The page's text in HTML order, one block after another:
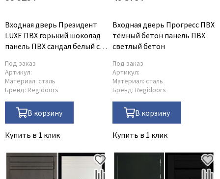
Входная дверь Президент
LUXE ПВХ горький шоколад
панель ПВХ сандал белый с
Под заказ
Артикул:
Материал: сталь
Бренд: Regidoors
В корзину
Купить в 1 клик
Входная дверь Прогресс ПВХ
тёмный бетон панель ПВХ
светлый бетон
Под заказ
Артикул:
Материал: сталь
Бренд: Regidoors
В корзину
Купить в 1 клик